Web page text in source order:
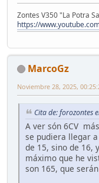
Zontes V350 "La Potra
https://
MarcoGz
Noviembre 28, 2025,
Cita de: forozontes
A ver són 6CV
se pudiera llegar
de 15, sino de 16,
máximo que he
son 165, que